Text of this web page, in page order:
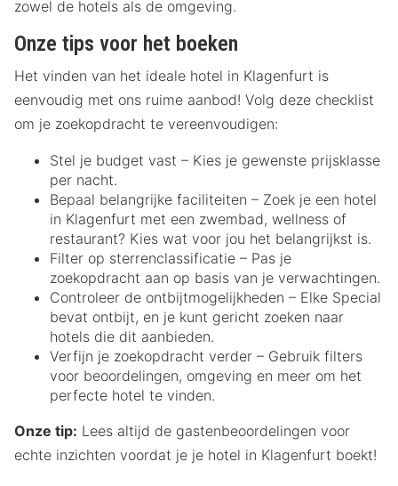
zowel de hotels als de omgeving.
Onze tips voor het boeken
Het vinden van het ideale hotel in Klagenfurt is
eenvoudig met ons ruime aanbod! Volg deze checklist
om je zoekopdracht te vereenvoudigen:
Stel je budget vast – Kies je gewenste prijsklasse
per nacht.
Bepaal belangrijke faciliteiten – Zoek je een hotel
in Klagenfurt met een zwembad, wellness of
restaurant? Kies wat voor jou het belangrijkst is.
Filter op sterrenclassificatie – Pas je
zoekopdracht aan op basis van je verwachtingen.
Controleer de ontbijtmogelijkheden – Elke Special
bevat ontbijt, en je kunt gericht zoeken naar
hotels die dit aanbieden.
Verfijn je zoekopdracht verder – Gebruik filters
voor beoordelingen, omgeving en meer om het
perfecte hotel te vinden.
Onze tip: Lees altijd de gastenbeoordelingen voor
echte inzichten voordat je je hotel in Klagenfurt boekt!